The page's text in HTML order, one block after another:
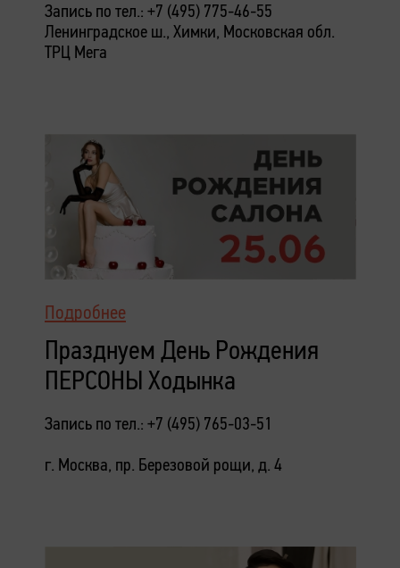
Запись по тел.: +7 (495) 775-46-55
Ленинградское ш., Химки, Московская обл.
ТРЦ Мега
Подробнее
Празднуем День Рождения
ПЕРСОНЫ Ходынка
Запись по тел.: +7 (495) 765-03-51
г. Москва, пр. Березовой рощи, д. 4